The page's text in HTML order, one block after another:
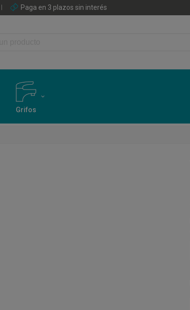
Paga en 3 plazos sin interés
Grifos